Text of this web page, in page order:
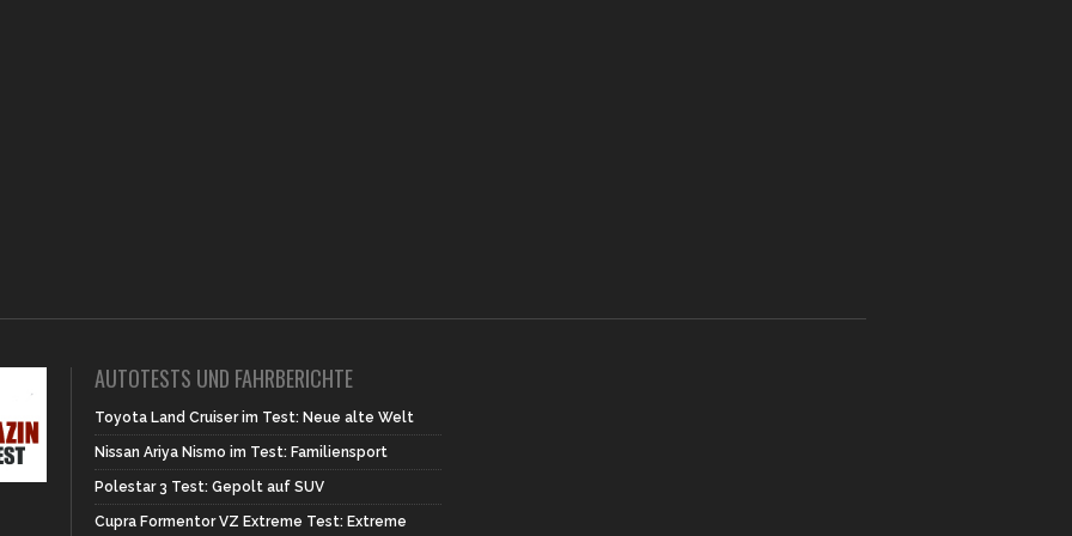
AUTOTESTS UND FAHRBERICHTE
Toyota Land Cruiser im Test: Neue alte Welt
Nissan Ariya Nismo im Test: Familiensport
Polestar 3 Test: Gepolt auf SUV
Cupra Formentor VZ Extreme Test: Extreme